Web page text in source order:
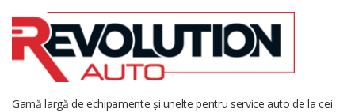
Gamă largă de echipamente și unelte pentru service auto de la cei